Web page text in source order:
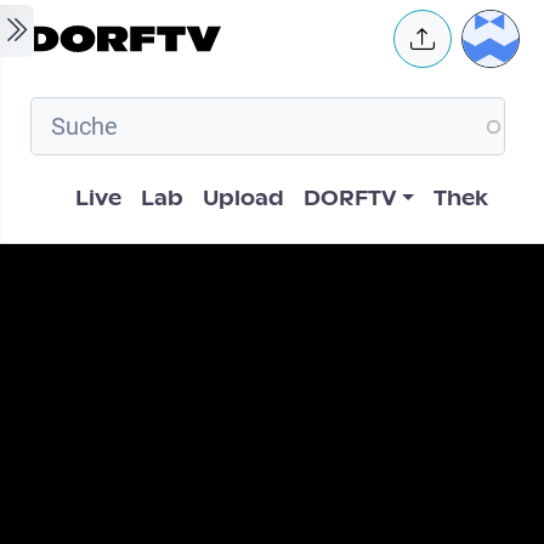
Skip to main content User
Hauptnavigation
Live Lab Upload DORFTV Thek